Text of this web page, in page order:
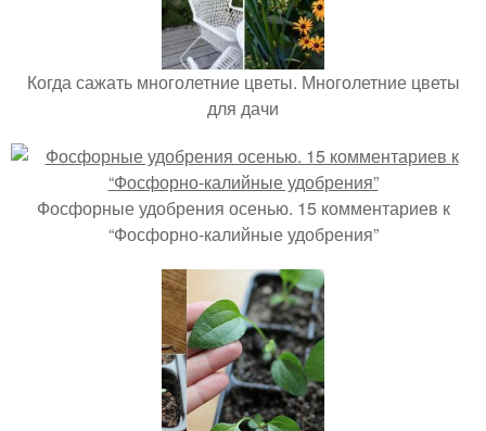
Когда сажать многолетние цветы. Многолетние цветы
для дачи
Фосфорные удобрения осенью. 15 комментариев к
“Фосфорно-калийные удобрения”